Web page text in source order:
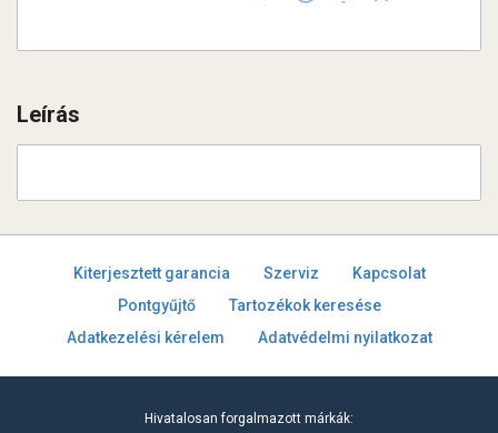
Leírás
Kiterjesztett garancia Szerviz
Kapcsolat
Pontgyűjtő
Tartozékok keresése
Adatkezelési kérelem
Adatvédelmi nyilatkozat
Hivatalosan forgalmazott márkák: